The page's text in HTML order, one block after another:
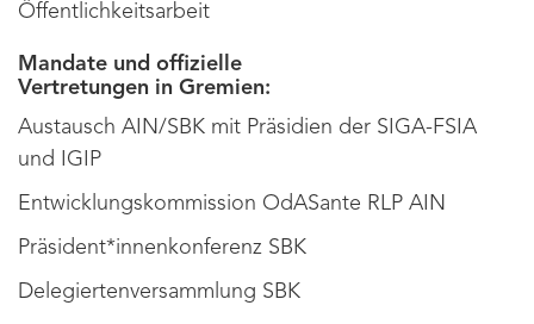
Öffentlichkeitsarbeit
Mandate und offizielle
Vertretungen in Gremien:
Austausch AIN/SBK mit Präsidien der SIGA-FSIA
und IGIP
Entwicklungskommission OdASante RLP AIN
Präsident*innenkonferenz SBK
Delegiertenversammlung SBK